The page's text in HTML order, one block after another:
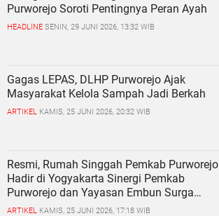
Purworejo Soroti Pentingnya Peran Ayah
HEADLINE SENIN, 29 JUNI 2026, 13:32 WIB
Gagas LEPAS, DLHP Purworejo Ajak
Masyarakat Kelola Sampah Jadi Berkah
ARTIKEL KAMIS, 25 JUNI 2026, 20:32 WIB
Resmi, Rumah Singgah Pemkab Purworejo
Hadir di Yogyakarta Sinergi Pemkab
Purworejo dan Yayasan Embun Surga
Purworejo Perkuat Layanan Kesehatan
ARTIKEL KAMIS, 25 JUNI 2026, 17:18 WIB